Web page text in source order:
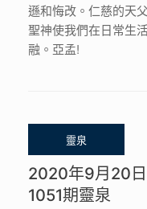
遜和悔改。仁慈的天
聖神使我們在日常生
融。亞孟!
2020年9月20
1051期靈泉